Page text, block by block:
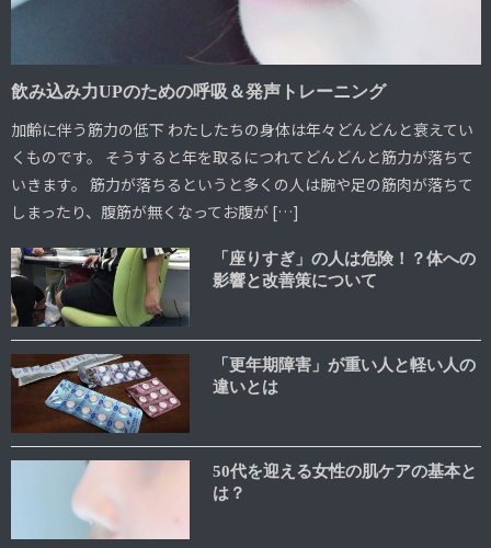
飲み込み力UPのための呼吸＆発声トレーニング
加齢に伴う筋力の低下 わたしたちの身体は年々どんどんと衰えてい
くものです。 そうすると年を取るにつれてどんどんと筋力が落ちて
いきます。 筋力が落ちるというと多くの人は腕や足の筋肉が落ちて
しまったり、腹筋が無くなってお腹が […]
「座りすぎ」の人は危険！？体への
影響と改善策について
「更年期障害」が重い人と軽い人の
違いとは
50代を迎える女性の肌ケアの基本と
は？